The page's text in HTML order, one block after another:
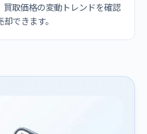
取価格の変動トレンドを確認
できます。